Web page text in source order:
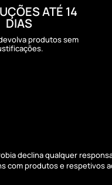
ATÉ 14
DIAS
produtos sem
declina qualquer
com produtos e respetivos